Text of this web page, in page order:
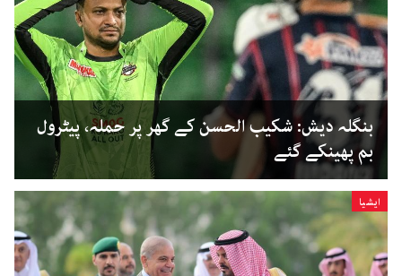
بنگلہ دیش: شکیب الحسن کے گھر پر حملہ، پیٹرول
بم پھینکے گئے
ایشیا